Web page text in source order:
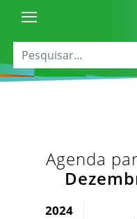
Agenda
2024